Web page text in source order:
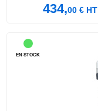
434,00€HT
EN STOCK